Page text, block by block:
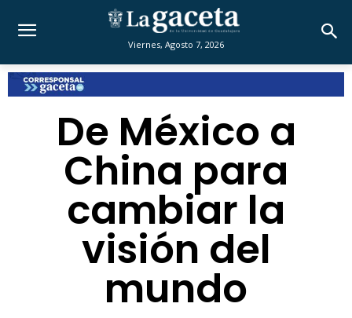
Viernes, Agosto 7, 2026
De México a
China para
cambiar la
visión del
mundo